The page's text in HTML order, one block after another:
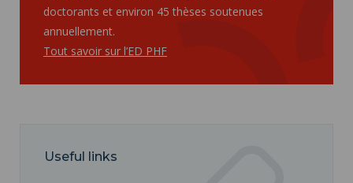
doctorants et environ 45 thèses soutenues
annuellement.
Tout savoir sur l’ED PHF
Useful links